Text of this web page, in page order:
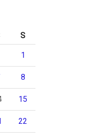
S
1
8
15
22